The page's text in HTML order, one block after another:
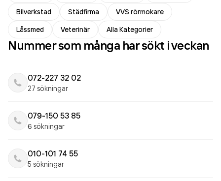
Bilverkstad
Städfirma
VVS rörmokare
Låssmed
Veterinär Alla Kategorier
Nummer som många har sökt i veckan
072-227 32 02
27 sökningar
079-150 53 85
6 sökningar
010-101 74 55
5 sökningar